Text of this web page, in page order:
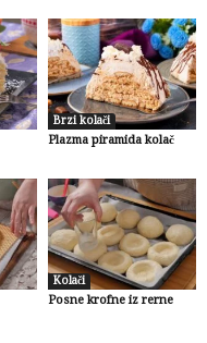
Brzi kolači
Plazma piramida kolač
Kolači
Posne krofne iz rerne